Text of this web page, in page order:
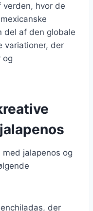
verden, hvor de
del af den globale
variationer, der
og
jalapenos og
der